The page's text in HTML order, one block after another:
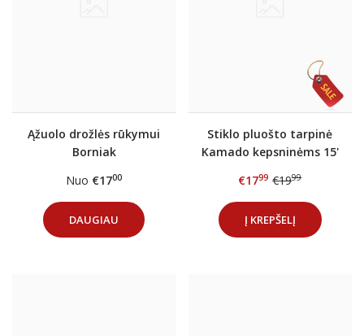
Ąžuolo drožlės rūkymui
Borniak
Nuo €1700
DAUGIAU
Stiklo pluošto tarpinė
Kamado kepsninėms 15'
€1799 €1999
Į KREPŠELĮ